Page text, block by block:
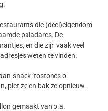
die (deel)eigendom
paladares. De
en die zijn vaak veel
weten te vinden.
snack ‘tostones o
plet ze en bak ze opnieuw.
gemaakt van o.a.